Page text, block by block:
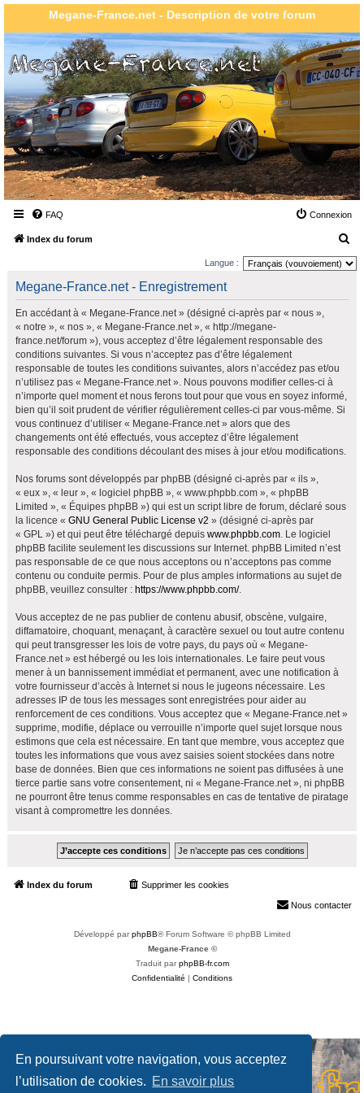
En poursuivant votre navigation, vous acceptez
l’utilisation de cookies. En savoir plus
Megane-France.net - Description de votre forum
FAQ Connexion
Index du forum
e
Langue :
Megane-France.net - Enregistrement
En accédant à « Megane-France.net » (désigné ci-après par « nous »,
« notre », « nos », « Megane-France.net », « http://megane-
france.net/forum »), vous acceptez d’être légalement responsable des
conditions suivantes. Si vous n’acceptez pas d’être légalement
responsable de toutes les conditions suivantes, alors n’accédez pas et/ou
n’utilisez pas « Megane-France.net ». Nous pouvons modifier celles-ci à
n’importe quel moment et nous ferons tout pour que vous en soyez informé,
bien qu’il soit prudent de vérifier régulièrement celles-ci par vous-même. Si
vous continuez d’utiliser « Megane-France.net » alors que des
changements ont été effectués, vous acceptez d’être légalement
responsable des conditions découlant des mises à jour et/ou modifications.
Nos forums sont développés par phpBB (désigné ci-après par « ils »,
« eux », « leur », « logiciel phpBB », « www.phpbb.com », « phpBB
Limited », « Équipes phpBB ») qui est un script libre de forum, déclaré sous
la licence « GNU General Public License v2 » (désigné ci-après par
« GPL ») et qui peut être téléchargé depuis www.phpbb.com. Le logiciel
phpBB facilite seulement les discussions sur Internet. phpBB Limited n’est
pas responsable de ce que nous acceptons ou n’acceptons pas comme
contenu ou conduite permis. Pour de plus amples informations au sujet de
phpBB, veuillez consulter : https://www.phpbb.com/.
Vous acceptez de ne pas publier de contenu abusif, obscène, vulgaire,
diffamatoire, choquant, menaçant, à caractère sexuel ou tout autre contenu
qui peut transgresser les lois de votre pays, du pays où « Megane-
France.net » est hébergé ou les lois internationales. Le faire peut vous
mener à un bannissement immédiat et permanent, avec une notification à
votre fournisseur d’accès à Internet si nous le jugeons nécessaire. Les
adresses IP de tous les messages sont enregistrées pour aider au
renforcement de ces conditions. Vous acceptez que « Megane-France.net »
supprime, modifie, déplace ou verrouille n’importe quel sujet lorsque nous
estimons que cela est nécessaire. En tant que membre, vous acceptez que
toutes les informations que vous avez saisies soient stockées dans notre
base de données. Bien que ces informations ne soient pas diffusées à une
tierce partie sans votre consentement, ni « Megane-France.net », ni phpBB
ne pourront être tenus comme responsables en cas de tentative de piratage
visant à compromettre les données.
Index du forum Supprimer les cookies
Nous contacter
Développé parphpBB® Forum Software © phpBB Limited
Megane-France ©
Traduit parphpBB-fr.com
Confidentialité | Conditions